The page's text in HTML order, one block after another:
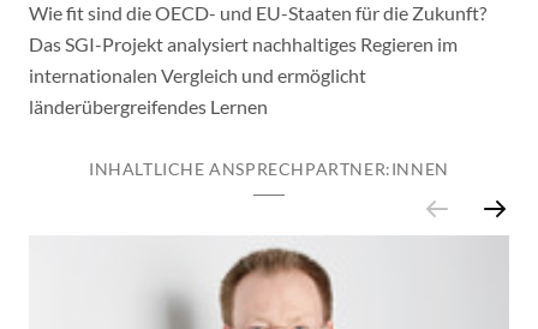
Wie fit sind die OECD- und EU-Staaten für die Zukunft?
Das SGI-Projekt analysiert nachhaltiges Regieren im
internationalen Vergleich und ermöglicht
länderübergreifendes Lernen
INHALTLICHE ANSPRECHPARTNER:INNEN